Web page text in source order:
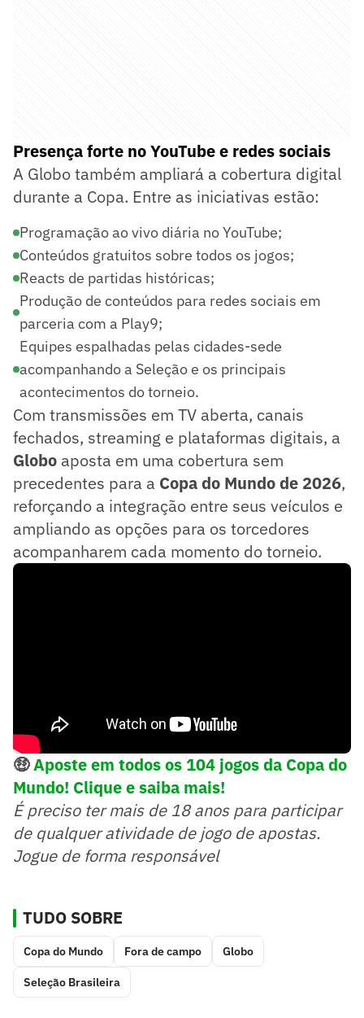
Presença forte no YouTube e redes sociais
A Globo também ampliará a cobertura digital
durante a Copa. Entre as iniciativas estão:
Programação ao vivo diária no YouTube;
Conteúdos gratuitos sobre todos os jogos;
Reacts de partidas históricas;
Produção de conteúdos para redes sociais em
parceria com a Play9;
Equipes espalhadas pelas cidades-sede
acompanhando a Seleção e os principais
acontecimentos do torneio.
Com transmissões em TV aberta, canais
fechados, streaming e plataformas digitais, a
Globo aposta em uma cobertura sem
precedentes para a Copa do Mundo de 2026,
reforçando a integração entre seus veículos e
ampliando as opções para os torcedores
acompanharem cada momento do torneio.
🤑Aposte em todos os 104 jogos da Copa do
Mundo! Clique e saiba mais!
É preciso ter mais de 18 anos para participar
de qualquer atividade de jogo de apostas.
Jogue de forma responsável
TUDO SOBRE
Copa do Mundo Fora de campo Globo
Seleção Brasileira